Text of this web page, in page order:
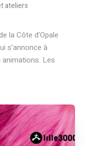
ateliers
la Côte d'Opale
s’annonce à
Les